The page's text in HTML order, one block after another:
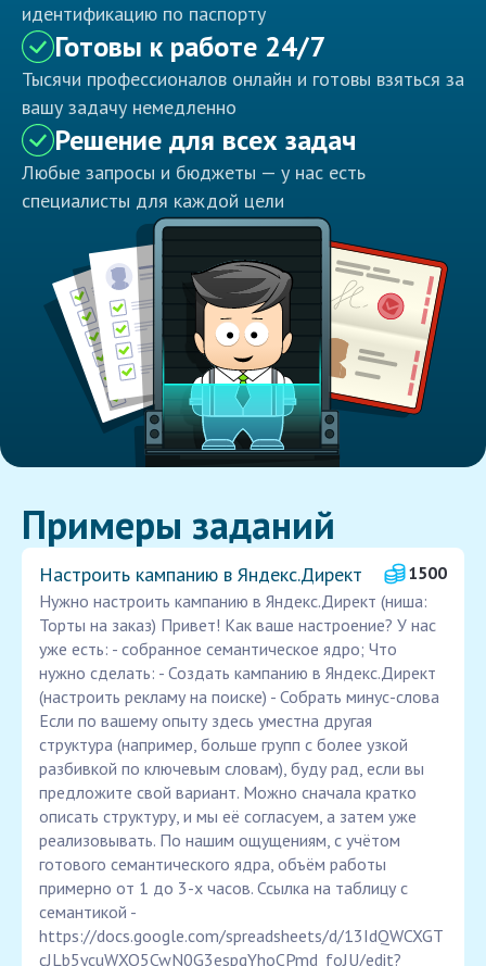
идентификацию по паспорту
Готовы к работе 24/7
Тысячи профессионалов онлайн и готовы взяться за
вашу задачу немедленно
Решение для всех задач
Любые запросы и бюджеты — у нас есть
специалисты для каждой цели
Примеры заданий
Настроить кампанию в Яндекс.Директ
1500
Нужно настроить кампанию в Яндекс.Директ (ниша:
Торты на заказ) Привет! Как ваше настроение? У нас
уже есть: - собранное семантическое ядро; Что
нужно сделать: - Создать кампанию в Яндекс.Директ
(настроить рекламу на поиске) - Собрать минус-слова
Если по вашему опыту здесь уместна другая
структура (например, больше групп с более узкой
разбивкой по ключевым словам), буду рад, если вы
предложите свой вариант. Можно сначала кратко
описать структуру, и мы её согласуем, а затем уже
реализовывать. По нашим ощущениям, с учётом
готового семантического ядра, объём работы
примерно от 1 до 3-х часов. Ссылка на таблицу с
семантикой -
https://docs.google.com/spreadsheets/d/13IdQWCXGT
cJLb5ycuWXO5CwN0G3espgYhoCPmd_foJU/edit?